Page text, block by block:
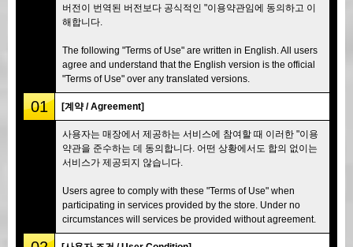
도쿄 아키하바라#2 도쿄 시부야
도쿄 아사쿠사 오사카
버전이 번역된 버전보다 공식적인 "이용약관임에 동의하고 이
해합니다.
The following "Terms of Use" are written in English. All users
agree and understand that the English version is the official
"Terms of Use" over any translated versions.
01 [계약 / Agreement]
사용자는 매장에서 제공하는 서비스에 참여할 때 이러한 "이용
약관을 준수하는 데 동의합니다. 어떤 상황에서도 합의 없이는
서비스가 제공되지 않습니다.
Users agree to comply with these "Terms of Use" when
participating in services provided by the store. Under no
circumstances will services be provided without agreement.